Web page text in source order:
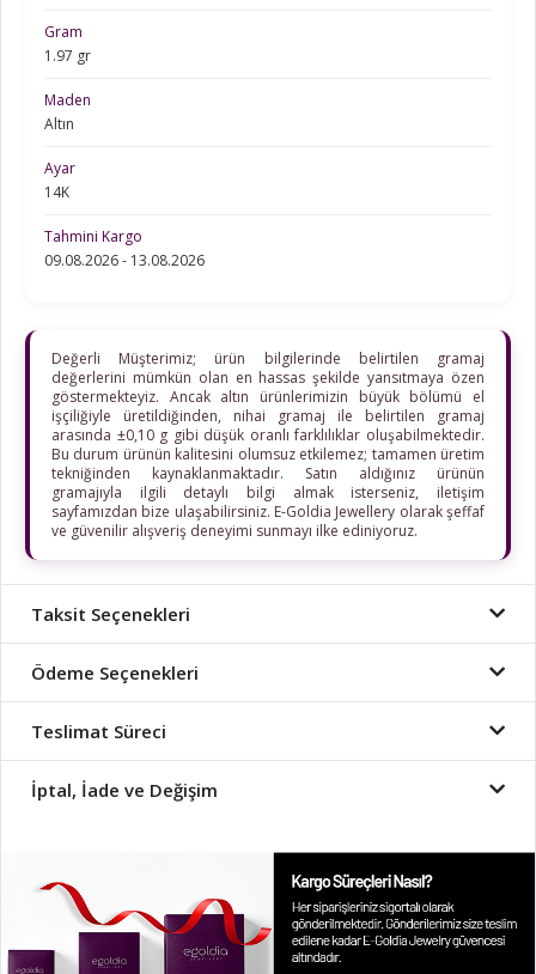
Gram
1.97 gr
Maden
Altın
Ayar
14K
Tahmini Kargo
09.08.2026 - 13.08.2026
Değerli Müşterimiz; ürün bilgilerinde belirtilen gramaj
değerlerini mümkün olan en hassas şekilde yansıtmaya özen
göstermekteyiz. Ancak altın ürünlerimizin büyük bölümü el
işçiliğiyle üretildiğinden, nihai gramaj ile belirtilen gramaj
arasında ±0,10 g gibi düşük oranlı farklılıklar oluşabilmektedir.
Bu durum ürünün kalitesini olumsuz etkilemez; tamamen üretim
tekniğinden kaynaklanmaktadır. Satın aldığınız ürünün
gramajıyla ilgili detaylı bilgi almak isterseniz, iletişim
sayfamızdan bize ulaşabilirsiniz. E-Goldia Jewellery olarak şeffaf
ve güvenilir alışveriş deneyimi sunmayı ilke ediniyoruz.
Taksit Seçenekleri
Ödeme Seçenekleri
Teslimat Süreci
İptal, İade ve Değişim